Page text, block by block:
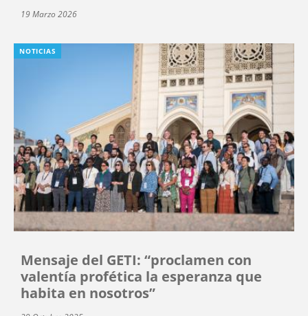
19 Marzo 2026
NOTICIAS
Mensaje del GETI: “proclamen con
valentía profética la esperanza que
habita en nosotros”